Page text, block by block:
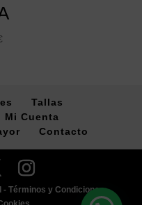
Tallas
Mi Cuenta
Contacto
-Términos y Condiciones -